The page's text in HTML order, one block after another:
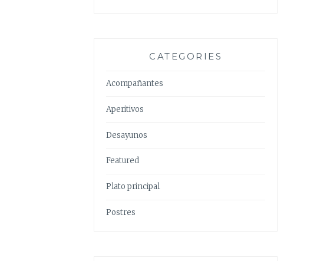
CATEGORIES
Acompañantes
Aperitivos
Desayunos
Featured
Plato principal
Postres